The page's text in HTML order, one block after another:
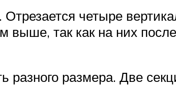
четыре
так как на них после
размера. Две